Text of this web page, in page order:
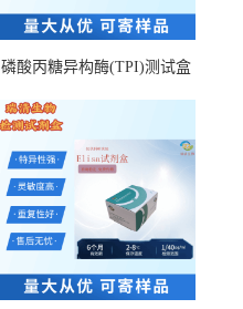
磷酸丙糖异构酶(TPI)测试盒